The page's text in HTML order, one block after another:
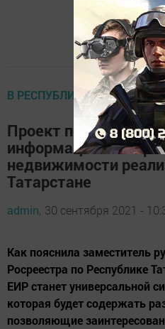
В РЕСПУБЛИКЕ
Проект по созданию
информационного
недвижимости
Татарстане
admin, 30 сентября 2021 -
Как пояснила заместитель
Росреестра по Республике
ЕИР станет универсальной
которая будет содержать
позволяющие